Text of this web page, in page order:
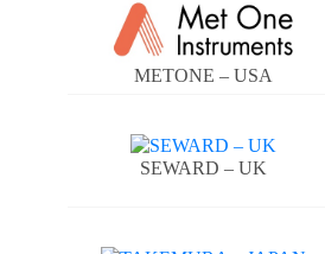
METONE – USA
SEWARD – UK